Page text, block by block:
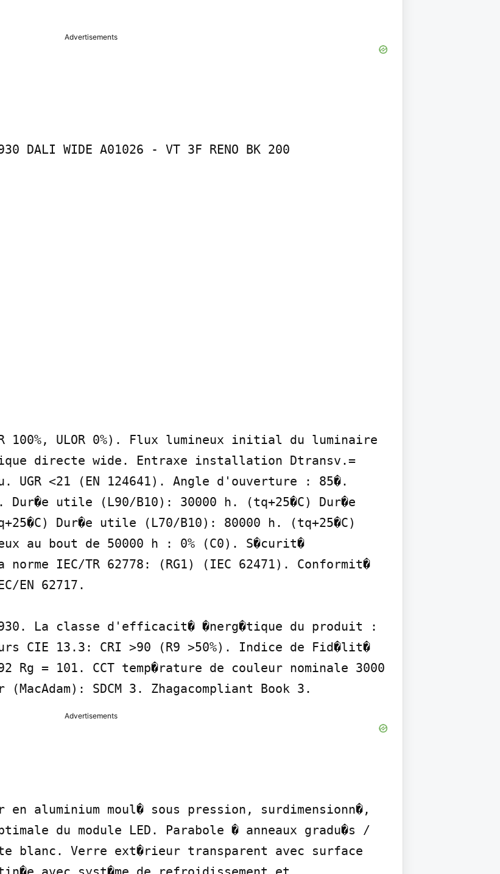
Advertisements
DALI WIDE A01026 - VT 3F RENO BK 200
100%, ULOR 0%). Flux lumineux initial du luminaire
directe wide. Entraxe installation Dtransv.=
<21 (EN 124641). Angle d'ouverture : 85�.
Dur�e utile (L90/B10): 30000 h. (tq+25�C) Dur�e
Dur�e utile (L70/B10): 80000 h. (tq+25�C)
au bout de 50000 h : 0% (C0). S�curit�
IEC/TR 62778: (RG1) (IEC 62471). Conformit�
EN 62717.
930. La classe d'efficacit� �nerg�tique du produit :
CIE 13.3: CRI >90 (R9 >50%). Indice de Fid�lit�
Rg = 101. CCT temp�rature de couleur nominale 3000
SDCM 3. Zhagacompliant Book 3.
Advertisements
aluminium moul� sous pression, surdimensionn�,
du module LED. Parabole � anneaux gradu�s /
blanc. Verre ext�rieur transparent avec surface